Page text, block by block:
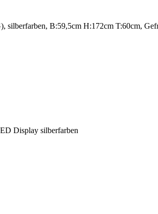
B:59,5cm H:172cm T:60cm,
Display silberfarben